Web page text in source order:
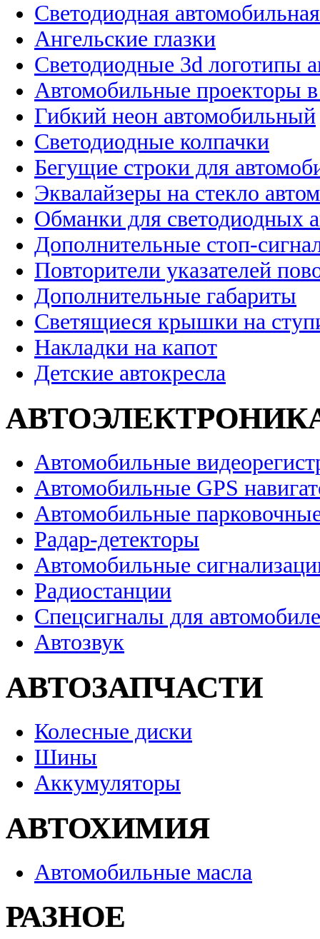
Светодиодная
Ангельские глазки
Светодиодные 3d логотипы
Автомобильные проекторы
Гибкий неон автомобильный
Светодиодные колпачки
Бегущие строки для
Эквалайзеры на стекло
Обманки для светодиодных
Дополнительные стоп-
Повторители указателей
Дополнительные габариты
Светящиеся крышки на
Накладки на капот
Детские автокресла
Автомобильные
Автомобильные GPS
Автомобильные
Радар-детекторы
Автомобильные
Радиостанции
Спецсигналы для
Автозвук
АВТОЗАПЧАСТИ
Колесные диски
Шины
Аккумуляторы
АВТОХИМИЯ
Автомобильные масла
РАЗНОЕ